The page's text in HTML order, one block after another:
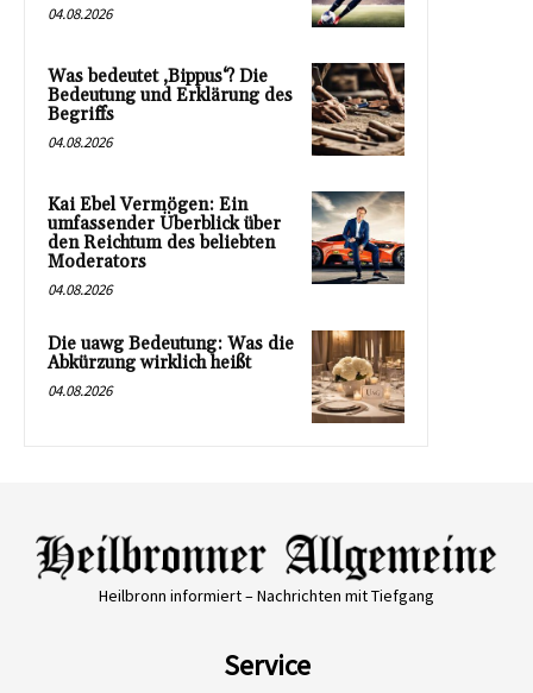
04.08.2026
Was bedeutet ‚Bippus‘? Die
Bedeutung und Erklärung des
Begriffs
04.08.2026
Kai Ebel Vermögen: Ein
umfassender Überblick über
den Reichtum des beliebten
Moderators
04.08.2026
Die uawg Bedeutung: Was die
Abkürzung wirklich heißt
04.08.2026
Heilbronn informiert – Nachrichten mit Tiefgang
Service